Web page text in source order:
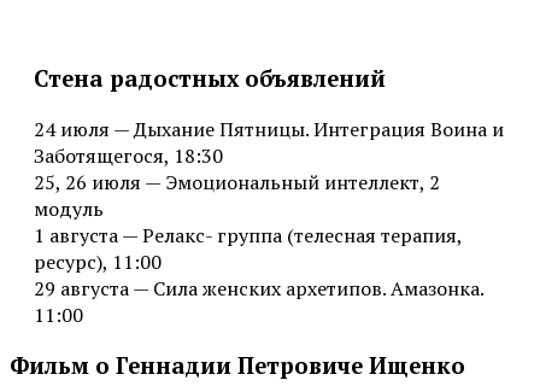
Стена радостных объявлений
24 июля — Дыхание Пятницы. Интеграция Воина и
Заботящегося, 18:30
25, 26 июля — Эмоциональный интеллект, 2
модуль
1 августа — Релакс- группа (телесная терапия,
ресурс), 11:00
29 августа — Сила женских архетипов. Амазонка.
11:00
Фильм о Геннадии Петровиче Ищенко